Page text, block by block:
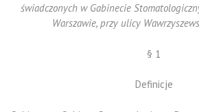
świadczonych w Gabinecie
Warszawie, przy ulicy
§ 1
Definicje